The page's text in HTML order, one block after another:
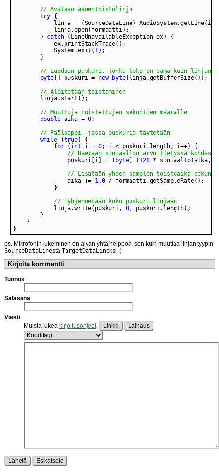
        // Avataan äänentoistolinja
try
        }
catch
            System.exit(
1
        }
        // Luodaan puskuri, jonka koko on sama kuin linjan
byte [] puskuri = new byte [linja.getBufferSize()];
        // Aloitetaan toistaminen
        linja.start();
        // Muuttuja toistettujen sekuntien määrälle
double aika = 0;
        // Päälooppi, jossa puskuria täytetään
while (true
for ( int i = 0; i < puskuri.length; i++) {
// Haetaan siniaallon arvo tietyssä
                puskuri[i] = (
byte) ( 128 * siniaalto(aika,
// Lisätään yhden samplen toistoaika
                aika +=
1.0
            }
            // Tyhjennetään koko puskuri linjaan
            linja.write(puskuri,
0
}
ps. Mikrofonin lukeminen on aivan yhtä helppoa, sen kuin muuttaa linjan tyypin
SourceDataLinestä TargetDataLineksi :)
Kirjoita kommentti
Tunnus
Salasana
Viesti
Muista lukea kirjoitusohjeet. Linkki Lainaus
Lähetä Esikatsele